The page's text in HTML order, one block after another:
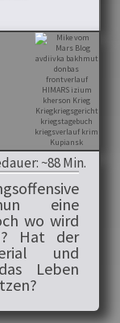
~88 Min.
eine
wo wird
Hat der
und
Leben